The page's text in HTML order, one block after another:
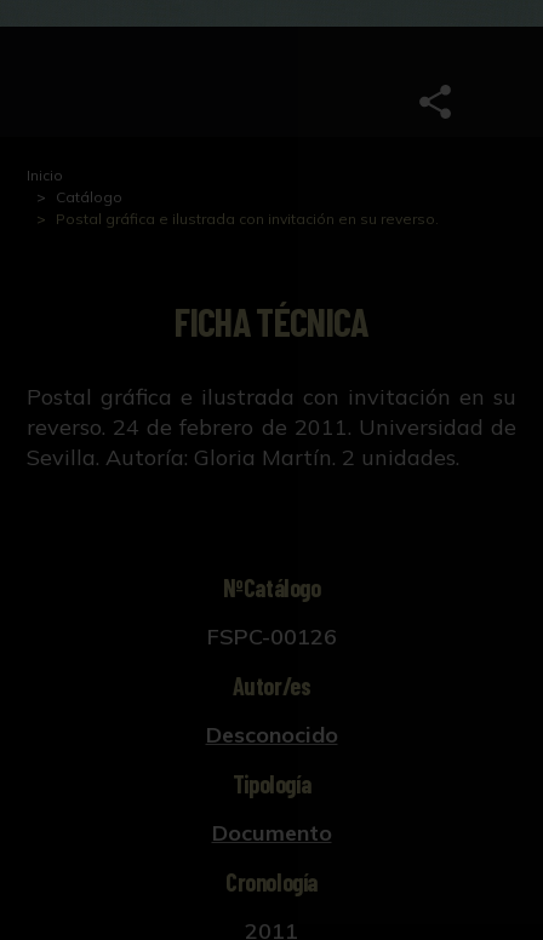
Inicio
Catálogo
Postal gráfica e ilustrada con invitación en su reverso.
FICHA TÉCNICA
Postal gráfica e ilustrada con invitación en su
reverso. 24 de febrero de 2011. Universidad de
Sevilla. Autoría: Gloria Martín. 2 unidades.
NºCatálogo
FSPC-00126
Autor/es
Desconocido
Tipología
Documento
Cronología
2011